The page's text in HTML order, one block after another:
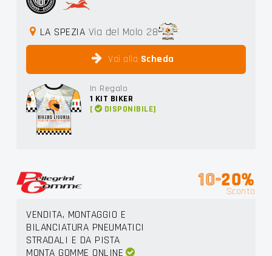
LA SPEZIA Via del Molo 28
Vai alla Scheda
In Regalo
1 KIT BIKER
[
DISPONIBILE]
10-20%
Sconto
VENDITA, MONTAGGIO E
BILANCIATURA PNEUMATICI
STRADALI E DA PISTA
MONTA GOMME ONLINE